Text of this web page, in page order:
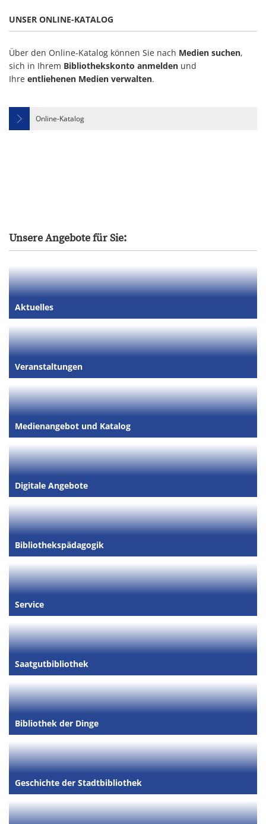
UNSER ONLINE-KATALOG
Über den Online-Katalog können Sie nach Medien suchen,
sich in Ihrem Bibliothekskonto anmelden und
Ihre entliehenen Medien verwalten.
Online-Katalog
Unsere Angebote für Sie:
Aktuelles
Veranstaltungen
Medienangebot und Katalog
Digitale Angebote
Bibliothekspädagogik
Service
Saatgutbibliothek
Bibliothek der Dinge
Geschichte der Stadtbibliothek